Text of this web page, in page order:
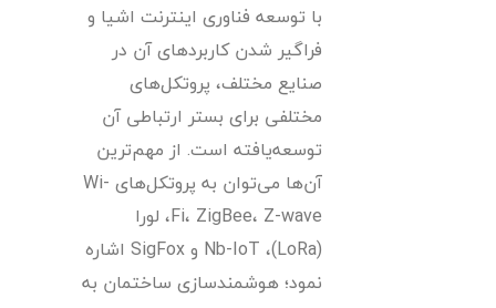
با توسعه فناوری اینترنت اشیا و
فراگیر شدن کاربردهای آن در
صنایع مختلف، پروتکل‌های
مختلفی برای بستر ارتباطی آن
توسعه‌یافته است. از مهم‌ترین
آن‌ها می‎‌توان به پروتکل‌های Wi-
Fi، ZigBee، Z-wave، لورا
(LoRa)، Nb-IoT و SigFox اشاره
نمود؛ هوشمند‌سازی ساختمان به